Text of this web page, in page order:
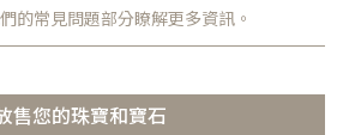
的常見問題部分瞭解更多資訊。
售您的珠寶和寶石